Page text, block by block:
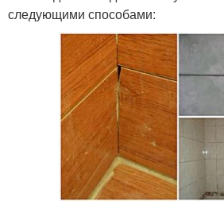
следующими способами: